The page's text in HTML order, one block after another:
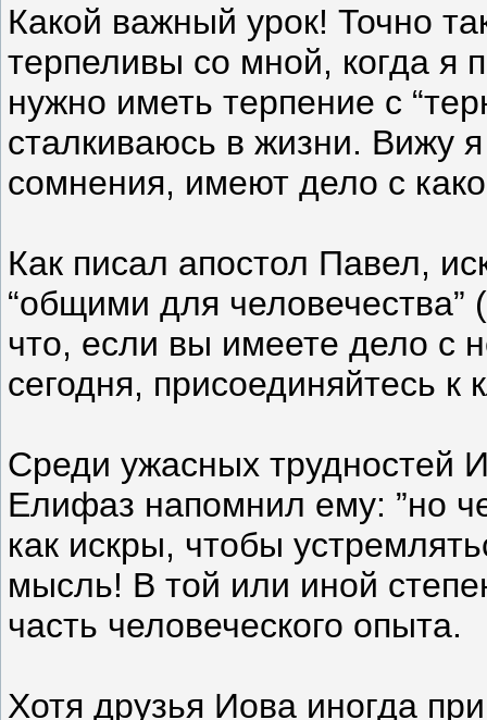
Какой важный урок! Точно
терпеливы со мной, когда
нужно иметь терпение с
сталкиваюсь в жизни. Вижу
сомнения, имеют дело с
Как писал апостол Павел,
“общими для человечества” (
что, если вы имеете дело с
сегодня, присоединяйтесь к
Среди ужасных трудностей
Елифаз напомнил ему: ”но
как искры, чтобы
мысль! В той или иной
часть человеческого опыта.
Хотя друзья Иова иногда